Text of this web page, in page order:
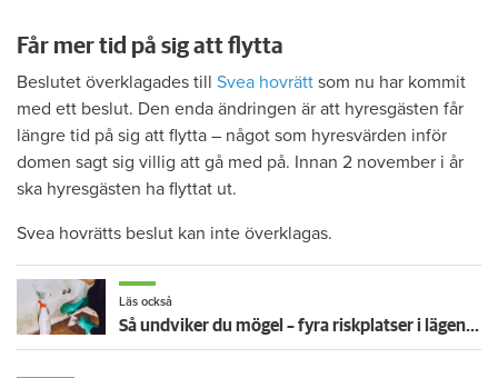
Får mer tid på sig att flytta
Beslutet överklagades till Svea hovrätt som nu har kommit
med ett beslut. Den enda ändringen är att hyresgästen får
längre tid på sig att flytta – något som hyresvärden inför
domen sagt sig villig att gå med på. Innan 2 november i år
ska hyresgästen ha flyttat ut.
Svea hovrätts beslut kan inte överklagas.
Läs också
Så undviker du mögel – fyra riskplatser i lägenheten: ”Måste städa bort”